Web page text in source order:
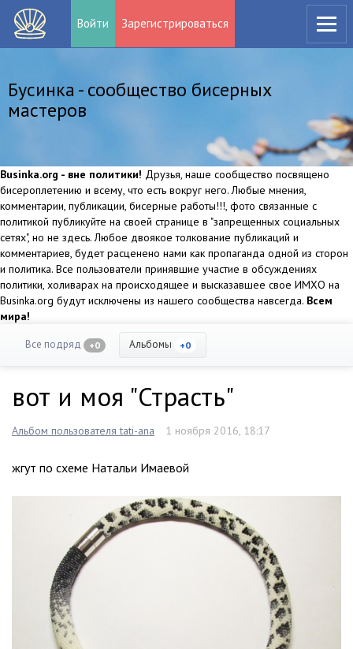
Войти Зарегистрироваться
Бусинка - сообщество бисерных
мастеров
Businka.org - вне политики! Друзья, наше сообщество посвящено
бисероплетению и всему, что есть вокруг него. Любые мнения,
комментарии, публикации, бисерные работы!!!, фото связанные с
политикой публикуйте на своей странице в "запрещенных социальных
сетях", но не здесь. Любое двоякое толкование публикаций и
комментариев, будет расценено нами как пропаганда одной из сторон
и политика. Все пользователи принявшие участие в обсуждениях
политики, холиварах на происходящее и высказавшее свое ИМХО на
Businka.org будут исключены из нашего сообщества навсегда. Всем
мира!
Все подряд +0 Альбомы +0
вот и моя "Страсть"
Альбом пользователя tati-ana 1 ноября 2016, 18:17
жгут по схеме Натальи Имаевой